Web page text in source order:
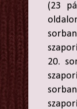
(23
20.